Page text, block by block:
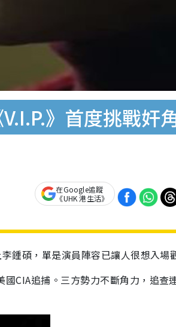
》首度挑戰奸
在Google追蹤
《UHK 港生活》
鍾碩，單是演員陣容已讓人很想入場
CIA追捕。三方勢力不斷角力，追查